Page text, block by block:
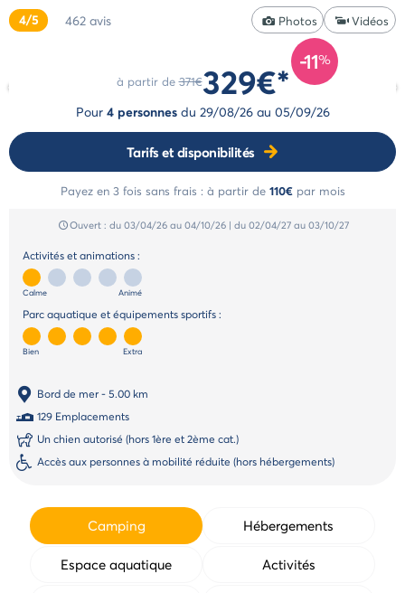
Nos
Select
5
étoiles
Style
Cocoon
étoiles
home
L'application
Assurance
Modes
Paiement
plusieurs
fois
séminaires
Centre
d'aide
4/5 462avis Photos Vidéos
à partir de371€
-11%
329€*
Pour4 personnes du 29/08/26 au 05/09/26
Tarifs et disponibilités
Payez en 3 fois sans frais : à partir de 110€par mois
Ouvert : du 03/04/26 au 04/10/26 |du 02/04/27 au 03/10/27
Activités et animations :
Calme Animé
Parc aquatique et équipements sportifs :
Bien Extra
Bord de mer- 5.00 km
129 Emplacements
Un chien autorisé (hors 1ère et 2ème cat.)
Accès aux personnes à mobilité réduite (hors hébergements)
Camping Hébergements
Espace aquatique Activités